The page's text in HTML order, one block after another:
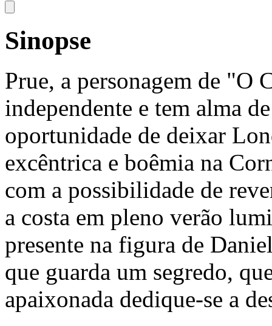
Sinopse
Prue, a personagem de "O
independente e tem alma
oportunidade de deixar
excêntrica e boêmia na
com a possibilidade de
a costa em pleno verão
presente na figura de
que guarda um segredo,
apaixonada dedique-se a